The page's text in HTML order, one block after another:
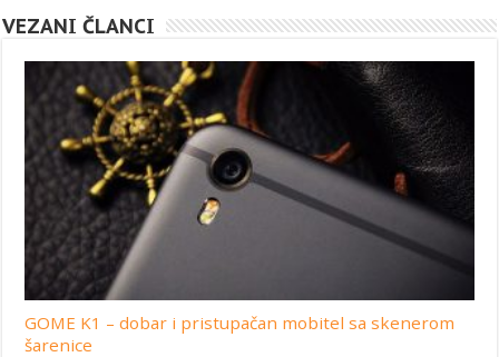
VEZANI ČLANCI
GOME K1 – dobar i pristupačan mobitel sa skenerom
šarenice